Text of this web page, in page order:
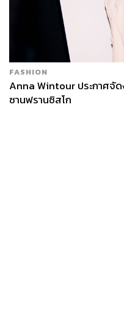
ภาพประกอบ:
Avalon /
https://
https://time.com/
https://
ps/
FASHION
Anna Wintour ประกาศจั
ซานฟรานซิสโก